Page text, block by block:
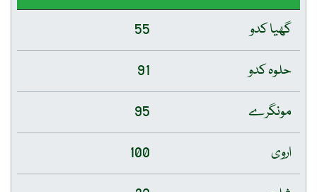
گھیا کدو
55
حلوہ کدو
91
مونگرے
95
اروی
100